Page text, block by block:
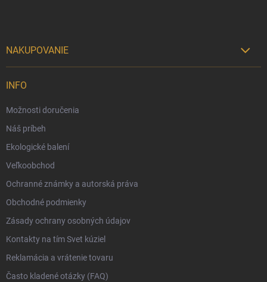
NAKUPOVANIE 
Darčekový radca 🎁
Moja objednávka
Reklamácia a vrátenie tovaru
Vernostný program
Veľkoobchod
Ekologické balenie objednávok
Obchodné podmienky
Zásady ochrany osobných údajov
INFO
Možnosti doručenia
Náš príbeh
Ekologické balení
Veľkoobchod
Ochranné známky a autorská práva
Obchodné podmienky
Zásady ochrany osobných údajov
Kontakty na tím Svet kúziel
Reklamácia a vrátenie tovaru
Často kladené otázky (FAQ)